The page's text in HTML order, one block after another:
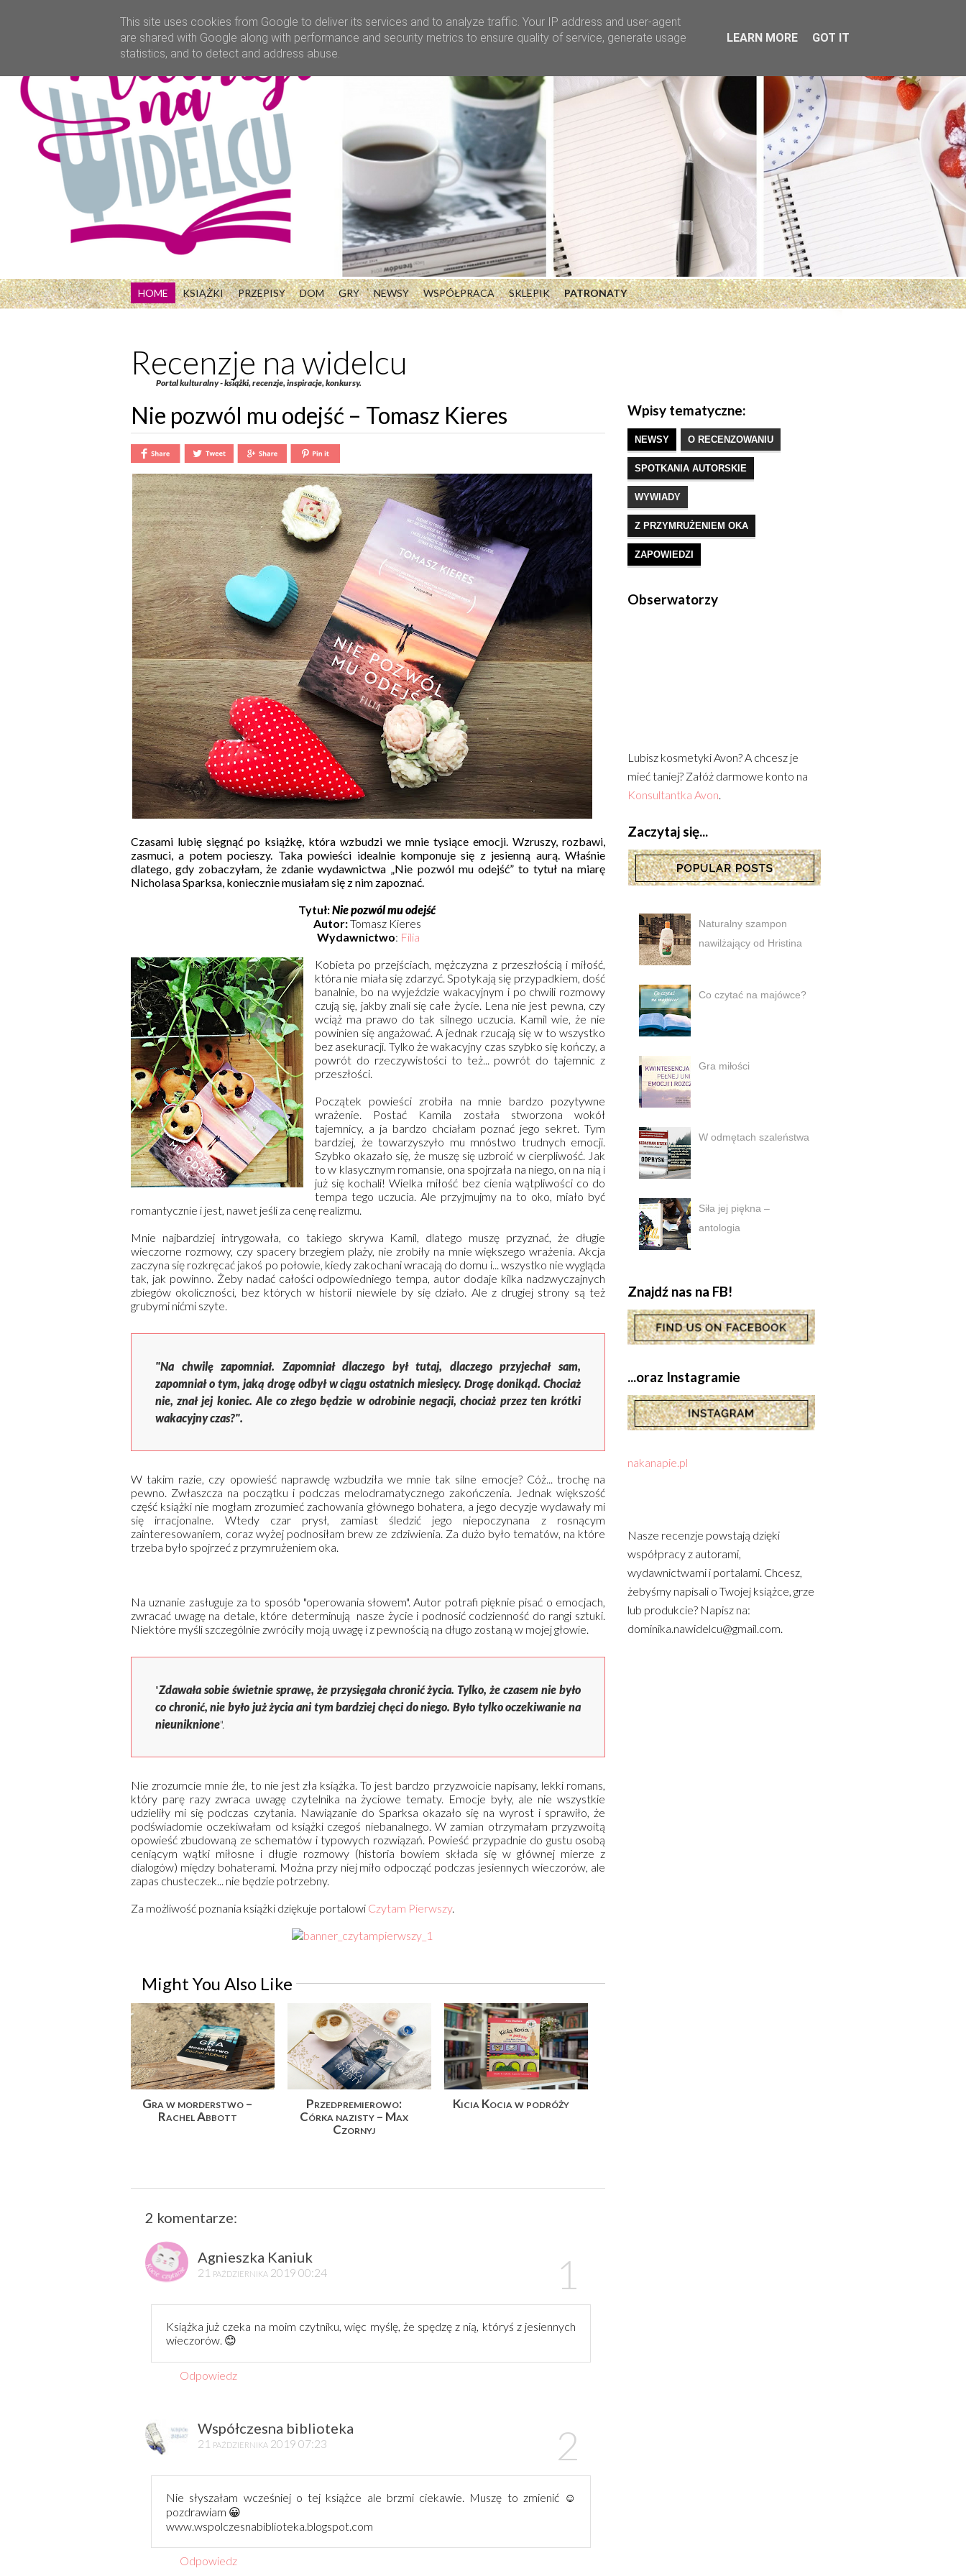
HOME KSIĄŻKI PRZEPISY DOM GRY NEWSY WSPÓŁPRACA SKLEPIK PATRONATY
Recenzje na widelcu
Portal kulturalny - książki, recenzje, inspiracje, konkursy.
Nie pozwól mu odejść – Tomasz Kieres
Czasami lubię sięgnąć po książkę, która wzbudzi we mnie tysiące emocji. Wzruszy, rozbawi,
zasmuci, a potem pocieszy. Taka powieści idealnie komponuje się z jesienną aurą. Właśnie
dlatego, gdy zobaczyłam, że zdanie wydawnictwa „Nie pozwól mu odejść” to tytuł na miarę
Nicholasa Sparksa, koniecznie musiałam się z nim zapoznać.
Tytuł:Nie pozwól mu odejść
Autor:Tomasz Kieres
Wydawnictwo: Filia
Kobieta po przejściach, mężczyzna z przeszłością i miłość,
która nie miała się zdarzyć. Spotykają się przypadkiem, dość
banalnie, bo na wyjeździe wakacyjnym i po chwili rozmowy
czują się, jakby znali się całe życie. Lena nie jest pewna, czy
wciąż ma prawo do tak silnego uczucia. Kamil wie, że nie
powinien się angażować. A jednak rzucają się w to wszystko
bez asekuracji. Tylko że wakacyjny czas szybko się kończy, a
powrót do rzeczywistości to też... powrót do tajemnic z
przeszłości.
Początek powieści zrobiła na mnie bardzo pozytywne
wrażenie. Postać Kamila została stworzona wokół
tajemnicy, a ja bardzo chciałam poznać jego sekret. Tym
bardziej, że towarzyszyło mu mnóstwo trudnych emocji.
Szybko okazało się, że muszę się uzbroić w cierpliwość. Jak
to w klasycznym romansie, ona spojrzała na niego, on na nią i
już się kochali! Wielka miłość bez cienia wątpliwości co do
tempa tego uczucia. Ale przyjmujmy na to oko, miało być
romantycznie i jest, nawet jeśli za cenę realizmu.
Mnie najbardziej intrygowała, co takiego skrywa Kamil, dlatego muszę przyznać, że długie
wieczorne rozmowy, czy spacery brzegiem plaży, nie zrobiły na mnie większego wrażenia. Akcja
zaczyna się rozkręcać jakoś po połowie, kiedy zakochani wracają do domu i... wszystko nie wygląda
tak, jak powinno. Żeby nadać całości odpowiedniego tempa, autor dodaje kilka nadzwyczajnych
zbiegów okoliczności, bez których w historii niewiele by się działo. Ale z drugiej strony są też
grubymi nićmi szyte.
"Na chwilę zapomniał. Zapomniał dlaczego był tutaj, dlaczego przyjechał sam,
zapomniał o tym, jaką drogę odbył w ciągu ostatnich miesięcy. Drogę donikąd. Chociaż
nie, znał jej koniec. Ale co złego będzie w odrobinie negacji, chociaż przez ten krótki
wakacyjny czas?".
W takim razie, czy opowieść naprawdę wzbudziła we mnie tak silne emocje? Cóż... trochę na
pewno. Zwłaszcza na początku i podczas melodramatycznego zakończenia. Jednak większość
część książki nie mogłam zrozumieć zachowania głównego bohatera, a jego decyzje wydawały mi
się irracjonalne. Wtedy czar prysł, zamiast śledzić jego niepoczynana z rosnącym
zainteresowaniem, coraz wyżej podnosiłam brew ze zdziwienia. Za dużo było tematów, na które
trzeba było spojrzeć z przymrużeniem oka.
Na uznanie zasługuje za to sposób "operowania słowem". Autor potrafi pięknie pisać o emocjach,
zwracać uwagę na detale, które determinują nasze życie i podnosić codzienność do rangi sztuki.
Niektóre myśli szczególnie zwróciły moją uwagę i z pewnością na długo zostaną w mojej głowie.
"Zdawała sobie świetnie sprawę, że przysięgała chronić życia. Tylko, że czasem nie było
co chronić, nie było już życia ani tym bardziej chęci do niego. Było tylko oczekiwanie na
nieuniknione".
Nie zrozumcie mnie źle, to nie jest zła książka. To jest bardzo przyzwoicie napisany, lekki romans,
który parę razy zwraca uwagę czytelnika na życiowe tematy. Emocje były, ale nie wszystkie
udzieliły mi się podczas czytania. Nawiązanie do Sparksa okazało się na wyrost i sprawiło, że
podświadomie oczekiwałam od książki czegoś niebanalnego. W zamian otrzymałam przyzwoitą
opowieść zbudowaną ze schematów i typowych rozwiązań. Powieść przypadnie do gustu osobą
ceniącym wątki miłosne i długie rozmowy (historia bowiem składa się w głównej mierze z
dialogów) między bohaterami. Można przy niej miło odpocząć podczas jesiennych wieczorów, ale
zapas chusteczek... nie będzie potrzebny.
Za możliwość poznania książki dziękuje portalowi Czytam Pierwszy.
Might You Also Like
Gra w morderstwo –
Rachel Abbott
Przedpremierowo:
Córka nazisty – Max
Czornyj
Kicia Kocia w podróży
2 komentarze:
Agnieszka Kaniuk
21 października 2019 00:24
Książka już czeka na moim czytniku, więc myślę, że spędzę z nią, któryś z jesiennych
wieczorów. 😊
Odpowiedz
Współczesna biblioteka
21 października 2019 07:23
Nie słyszałam wcześniej o tej książce ale brzmi ciekawie. Muszę to zmienić ☺️
pozdrawiam 😀
www.wspolczesnabiblioteka.blogspot.com
Odpowiedz
Wpisy tematyczne:
NEWSY O RECENZOWANIU
SPOTKANIA AUTORSKIE
WYWIADY
Z PRZYMRUŻENIEM OKA
ZAPOWIEDZI
Obserwatorzy
Lubisz kosmetyki Avon? A chcesz je
mieć taniej? Załóż darmowe konto na
Konsultantka Avon.
Zaczytaj się...
Naturalny szampon
nawilżający od Hristina
Co czytać na majówce?
Gra miłości
W odmętach szaleństwa
Siła jej piękna –
antologia
Znajdź nas na FB!
...oraz Instagramie
nakanapie.pl
Nasze recenzje powstają dzięki
współpracy z autorami,
wydawnictwami i portalami. Chcesz,
żebyśmy napisali o Twojej książce, grze
lub produkcie? Napisz na:
dominika.nawidelcu@gmail.com.
This site uses cookies from Google to deliver its services and to analyze traffic. Your IP address and user-agent
are shared with Google along with performance and security metrics to ensure quality of service, generate usage
statistics, and to detect and address abuse.
LEARN MORE GOT IT